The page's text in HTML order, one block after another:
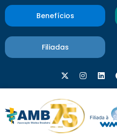
Benefícios
Filiadas